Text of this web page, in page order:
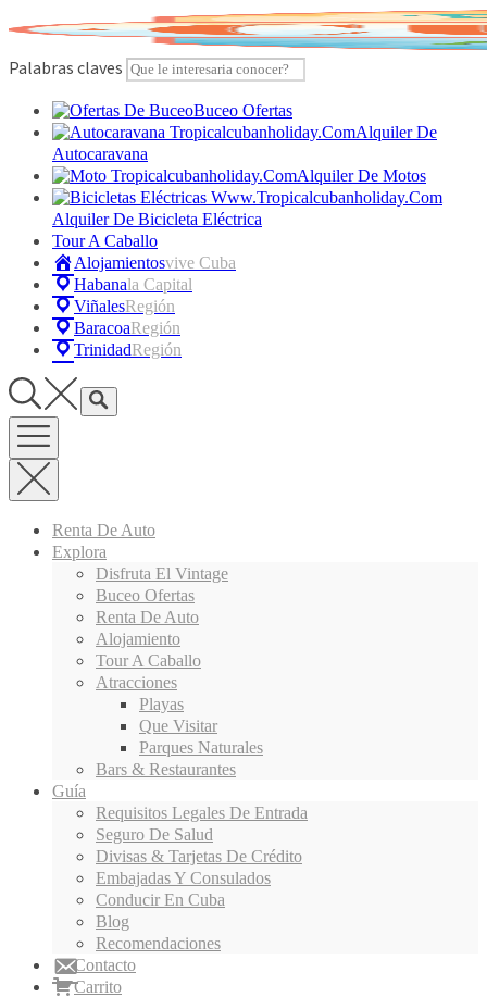
content
Palabras claves
Buceo Ofertas
Alquiler De
Autocaravana
Alquiler De Motos
Alquiler De Bicicleta Eléctrica
Tour A Caballo
AlojamientosVive Cuba
HabanaLa Capital
ViñalesRegión
BaracoaRegión
TrinidadRegión
Renta De Auto
Explora
Disfruta El Vintage
Buceo Ofertas
Renta De Auto
Alojamiento
Tour A Caballo
Atracciones
Playas
Que Visitar
Parques Naturales
Bars & Restaurantes
Guía
Requisitos Legales De Entrada
Seguro De Salud
Divisas & Tarjetas De Crédito
Embajadas Y Consulados
Conducir En Cuba
Blog
Recomendaciones
Contacto
Carrito